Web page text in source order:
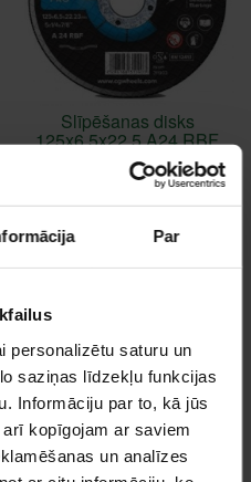
Par
personalizētu saturu un
saziņas līdzekļu funkcijas
Informāciju par to, kā jūs
kopīgojam ar saviem
un analīzes
Slīpēšanas disks
125x6.5x22.5 A24 RBF
T-27 CGW
Ir noliktavā